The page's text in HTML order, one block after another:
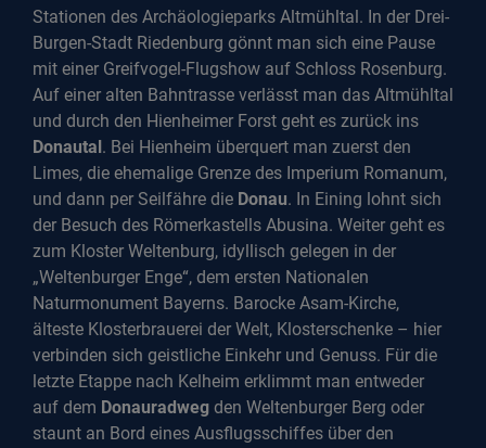
Stationen des Archäologieparks Altmühltal. In der Drei-
Burgen-Stadt Riedenburg gönnt man sich eine Pause
mit einer Greifvogel-Flugshow auf Schloss Rosenburg.
Auf einer alten Bahntrasse verlässt man das Altmühltal
und durch den Hienheimer Forst geht es zurück ins
Donautal . Bei Hienheim überquert man zuerst den
Limes, die ehemalige Grenze des Imperium Romanum,
und dann per Seilfähre die Donau. In Eining lohnt sich
der Besuch des Römerkastells Abusina. Weiter geht es
zum Kloster Weltenburg, idyllisch gelegen in der
„Weltenburger Enge“, dem ersten Nationalen
Naturmonument Bayerns. Barocke Asam-Kirche,
älteste Klosterbrauerei der Welt, Klosterschenke – hier
verbinden sich geistliche Einkehr und Genuss. Für die
letzte Etappe nach Kelheim erklimmt man entweder
auf dem Donauradweg den Weltenburger Berg oder
staunt an Bord eines Ausflugsschiffes über den